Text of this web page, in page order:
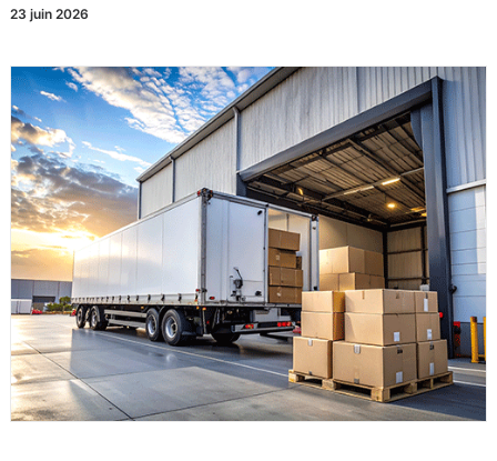
23 juin 2026